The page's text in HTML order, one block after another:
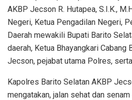
AKBP Jecson R. Hutapea, S.I.K.,
Negeri, Ketua Pengadilan Negeri,
Daerah mewakili Bupati Barito
daerah, Ketua Bhayangkari Cabang
Jecson, pejabat utama Polres,
Kapolres Barito Selatan AKBP
mengatakan, jalan sehat dan